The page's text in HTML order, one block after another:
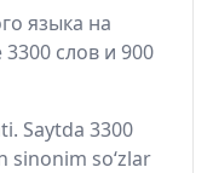
языка на
слов и 900
Saytda 3300
sinonim so‘zlar